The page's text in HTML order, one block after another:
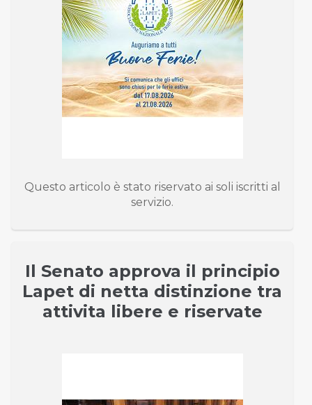
Questo articolo è stato riservato ai soli iscritti al
servizio.
Il Senato approva il principio
Lapet di netta distinzione tra
attivita libere e riservate